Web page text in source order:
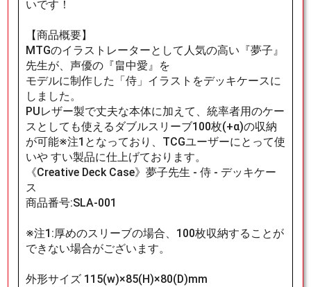
いです！
【商品概要】
MTGのイラストレーターとして人気の高い『夢子』
先生が、声優の『畠中愛』を
モデルに制作した「侍」イラストをデッキケースに
しました。
PUレザー製で丈夫な本体に加えて、統率者用のケー
スとしても使えるダブルスリーブ100枚(+α)の収納
が可能※注1となっており、TCGユーザーにとって使
いや すい製品に仕上げております。
《Creative Deck Case》夢子先生 - 侍 - デッキケー
ス
商品番号:SLA-001
※注1:厚めのスリーブの場合、100枚収納することが
できない場合がございます。
外形サイズ 115(w)×85(H)×80(D)mm